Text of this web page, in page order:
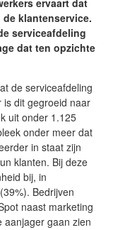
ervaart dat
klantenservice.
serviceafdeling
dat ten opzichte
de serviceafdeling
is dit gegroeid naar
uit onder 1.125
onder meer dat
in staat zijn
klanten. Bij deze
bij, in
Bedrijven
naast marketing
aanjager gaan zien